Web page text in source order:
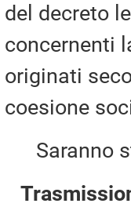
del decreto
concernenti
originati
coesione
Saranno